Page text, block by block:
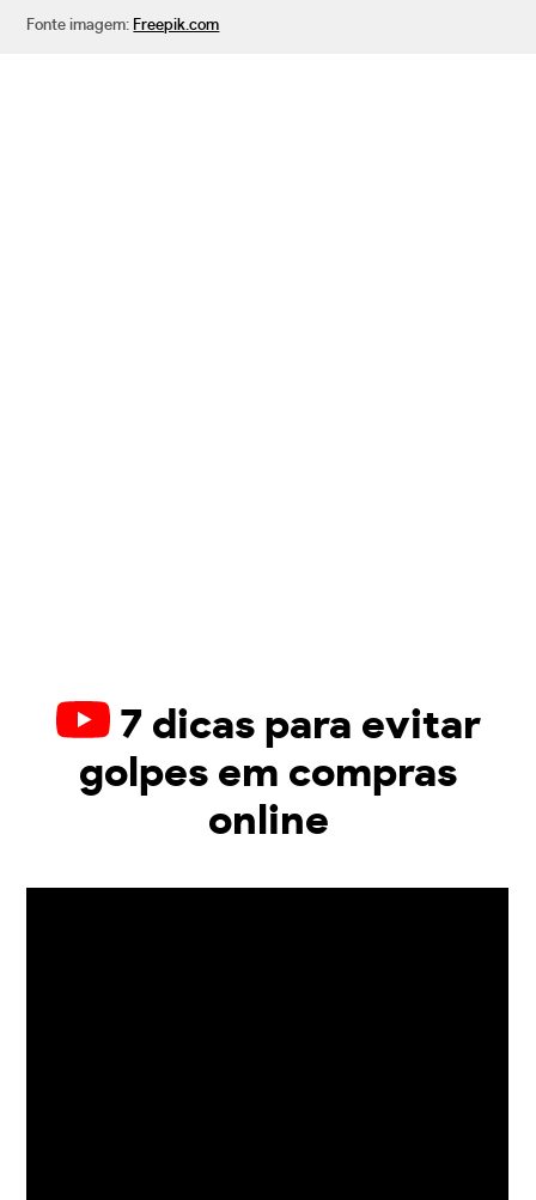
Fonte imagem: Freepik.com
7 dicas para evitar
golpes em compras
online